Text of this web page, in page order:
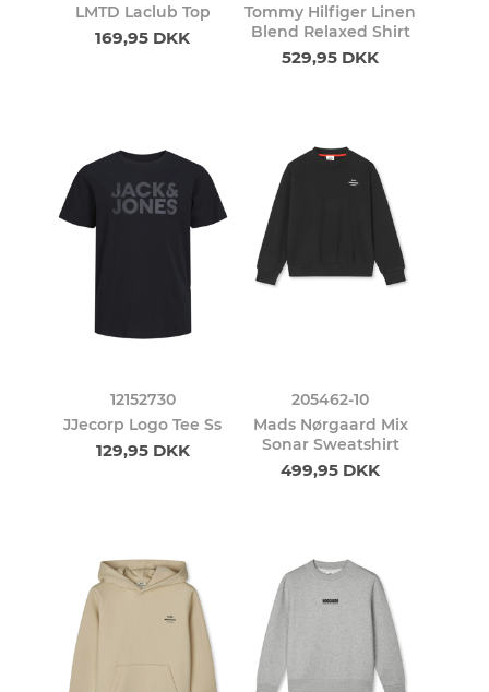
LMTD Laclub Top
169,95 DKK
Tommy Hilfiger Linen
Blend Relaxed Shirt
529,95 DKK
12152730
JJecorp Logo Tee Ss
129,95 DKK
205462-10
Mads Nørgaard Mix
Sonar Sweatshirt
499,95 DKK